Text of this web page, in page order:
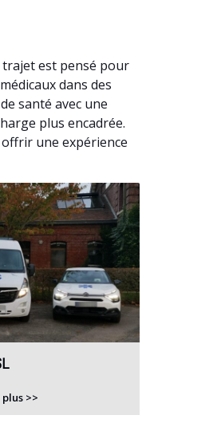
trajet est pensé pour
dans des
santé avec une
plus encadrée.
une expérience
>>